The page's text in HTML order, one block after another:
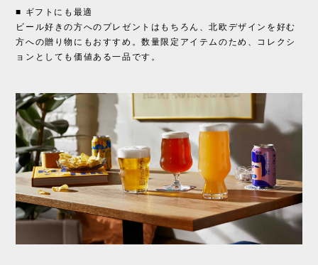
■ ギフトにも最適
ビール好きの方へのプレゼントはもちろん、北欧デザインを好む
方への贈り物にもおすすめ。数量限定アイテムのため、コレクシ
ョンとしても価値ある一品です。